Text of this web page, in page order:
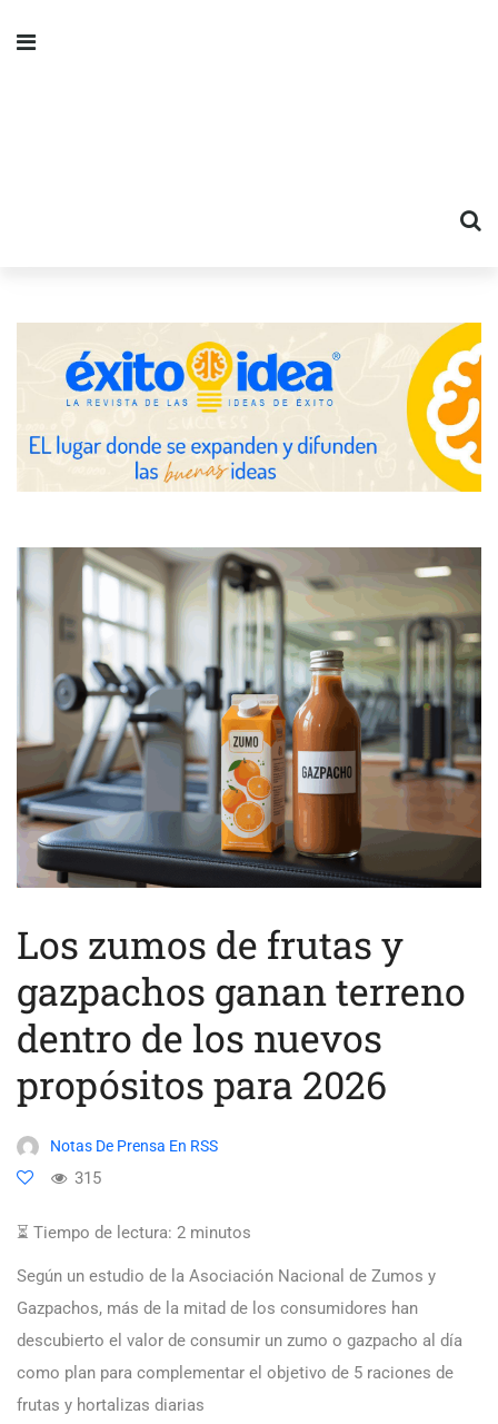
Los zumos de frutas y
gazpachos ganan terreno
dentro de los nuevos
propósitos para 2026
Notas De Prensa En RSS
315
⏳ Tiempo de lectura: 2 minutos
Según un estudio de la Asociación Nacional de Zumos y
Gazpachos, más de la mitad de los consumidores han
descubierto el valor de consumir un zumo o gazpacho al día
como plan para complementar el objetivo de 5 raciones de
frutas y hortalizas diarias